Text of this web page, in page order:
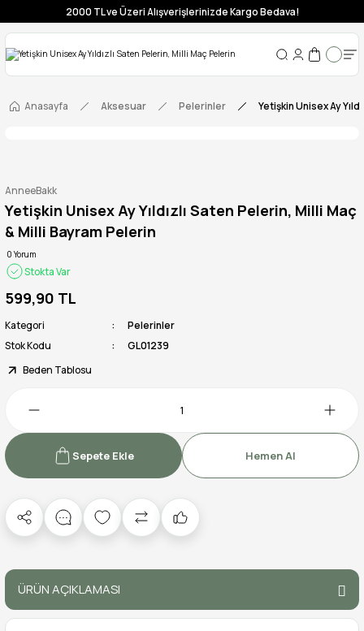
2000 TL ve Üzeri Alışverişlerinizde Kargo Bedava!
Anasayfa Aksesuar Pelerinler Yetişkin Unisex Ay
AnneeBakk
Yetişkin Unisex Ay Yıldızlı Saten Pelerin, Milli Maç
& Milli Bayram Pelerin
0 Yorum
Stokta Var
599,90 TL
Kategori
Pelerinler
Stok Kodu
GL01239
Beden Tablosu
Sepete Ekle Hemen Al
ÜRÜN AÇIKLAMASI